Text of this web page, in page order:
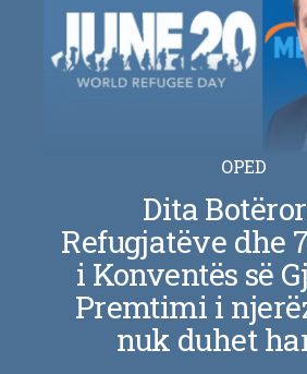
OPED
Dita
Refugjatëve dhe
i Konventës së
Premtimi i
nuk duhet